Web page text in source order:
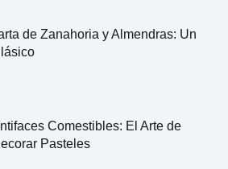
de Zanahoria y Almendras: Un
Comestibles: El Arte de
Pasteles